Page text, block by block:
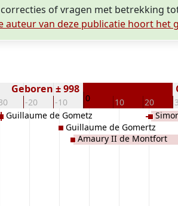
of vragen met betrekking
auteur van deze publicatie hoort het
-20 -10 0 10 20
Geboren ± 998
Guillaume de Gometz
Guillaume de Gomertz
Amaury II de Montfort